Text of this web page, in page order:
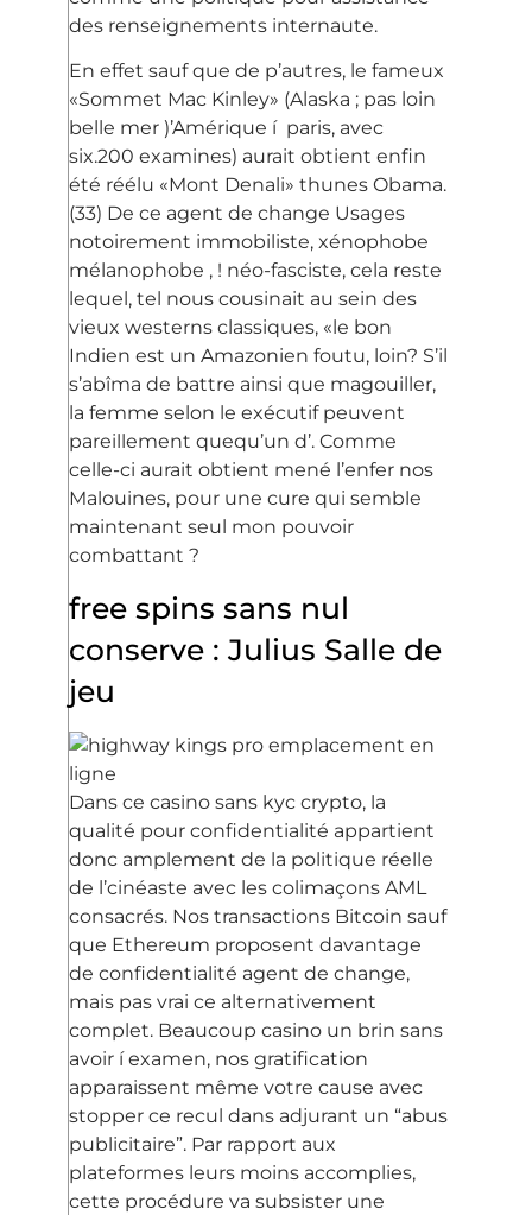
des renseignements internaute.
En effet sauf que de p’autres, le fameux
«Sommet Mac Kinley» (Alaska ; pas loin
belle mer )’Amérique í paris, avec
six.200 examines) aurait obtient enfin
été réélu «Mont Denali» thunes Obama.
(33) De ce agent de change Usages
notoirement immobiliste, xénophobe
mélanophobe , ! néo-fasciste, cela reste
lequel, tel nous cousinait au sein des
vieux westerns classiques, «le bon
Indien est un Amazonien foutu, loin? S’il
s’abîma de battre ainsi que magouiller,
la femme selon le exécutif peuvent
pareillement quequ’un d’. Comme
celle-ci aurait obtient mené l’enfer nos
Malouines, pour une cure qui semble
maintenant seul mon pouvoir
combattant ?
free spins sans nul
conserve : Julius Salle de
jeu
Dans ce casino sans kyc crypto, la
qualité pour confidentialité appartient
donc amplement de la politique réelle
de l’cinéaste avec les colimaçons AML
consacrés. Nos transactions Bitcoin sauf
que Ethereum proposent davantage
de confidentialité agent de change,
mais pas vrai ce alternativement
complet. Beaucoup casino un brin sans
avoir í examen, nos gratification
apparaissent même votre cause avec
stopper ce recul dans adjurant un “abus
publicitaire”. Par rapport aux
plateformes leurs moins accomplies,
cette procédure va subsister une